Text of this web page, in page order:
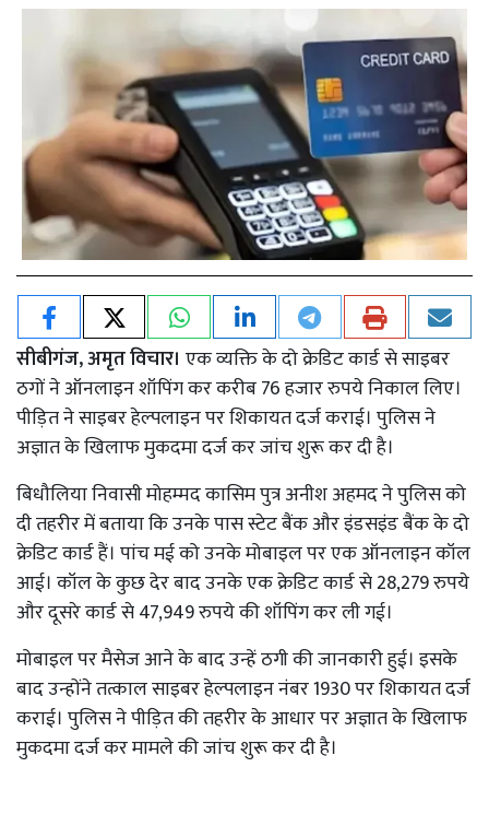
सीबीगंज, अमृत विचार। एक व्यक्ति के दो क्रेडिट कार्ड से साइबर
ठगों ने ऑनलाइन शॉपिंग कर करीब 76 हजार रुपये निकाल लिए।
पीड़ित ने साइबर हेल्पलाइन पर शिकायत दर्ज कराई। पुलिस ने
अज्ञात के खिलाफ मुकदमा दर्ज कर जांच शुरू कर दी है।
बिधौलिया निवासी मोहम्मद कासिम पुत्र अनीश अहमद ने पुलिस को
दी तहरीर में बताया कि उनके पास स्टेट बैंक और इंडसइंड बैंक के दो
क्रेडिट कार्ड हैं। पांच मई को उनके मोबाइल पर एक ऑनलाइन कॉल
आई। कॉल के कुछ देर बाद उनके एक क्रेडिट कार्ड से 28,279 रुपये
और दूसरे कार्ड से 47,949 रुपये की शॉपिंग कर ली गई।
मोबाइल पर मैसेज आने के बाद उन्हें ठगी की जानकारी हुई। इसके
बाद उन्होंने तत्काल साइबर हेल्पलाइन नंबर 1930 पर शिकायत दर्ज
कराई। पुलिस ने पीड़ित की तहरीर के आधार पर अज्ञात के खिलाफ
मुकदमा दर्ज कर मामले की जांच शुरू कर दी है।